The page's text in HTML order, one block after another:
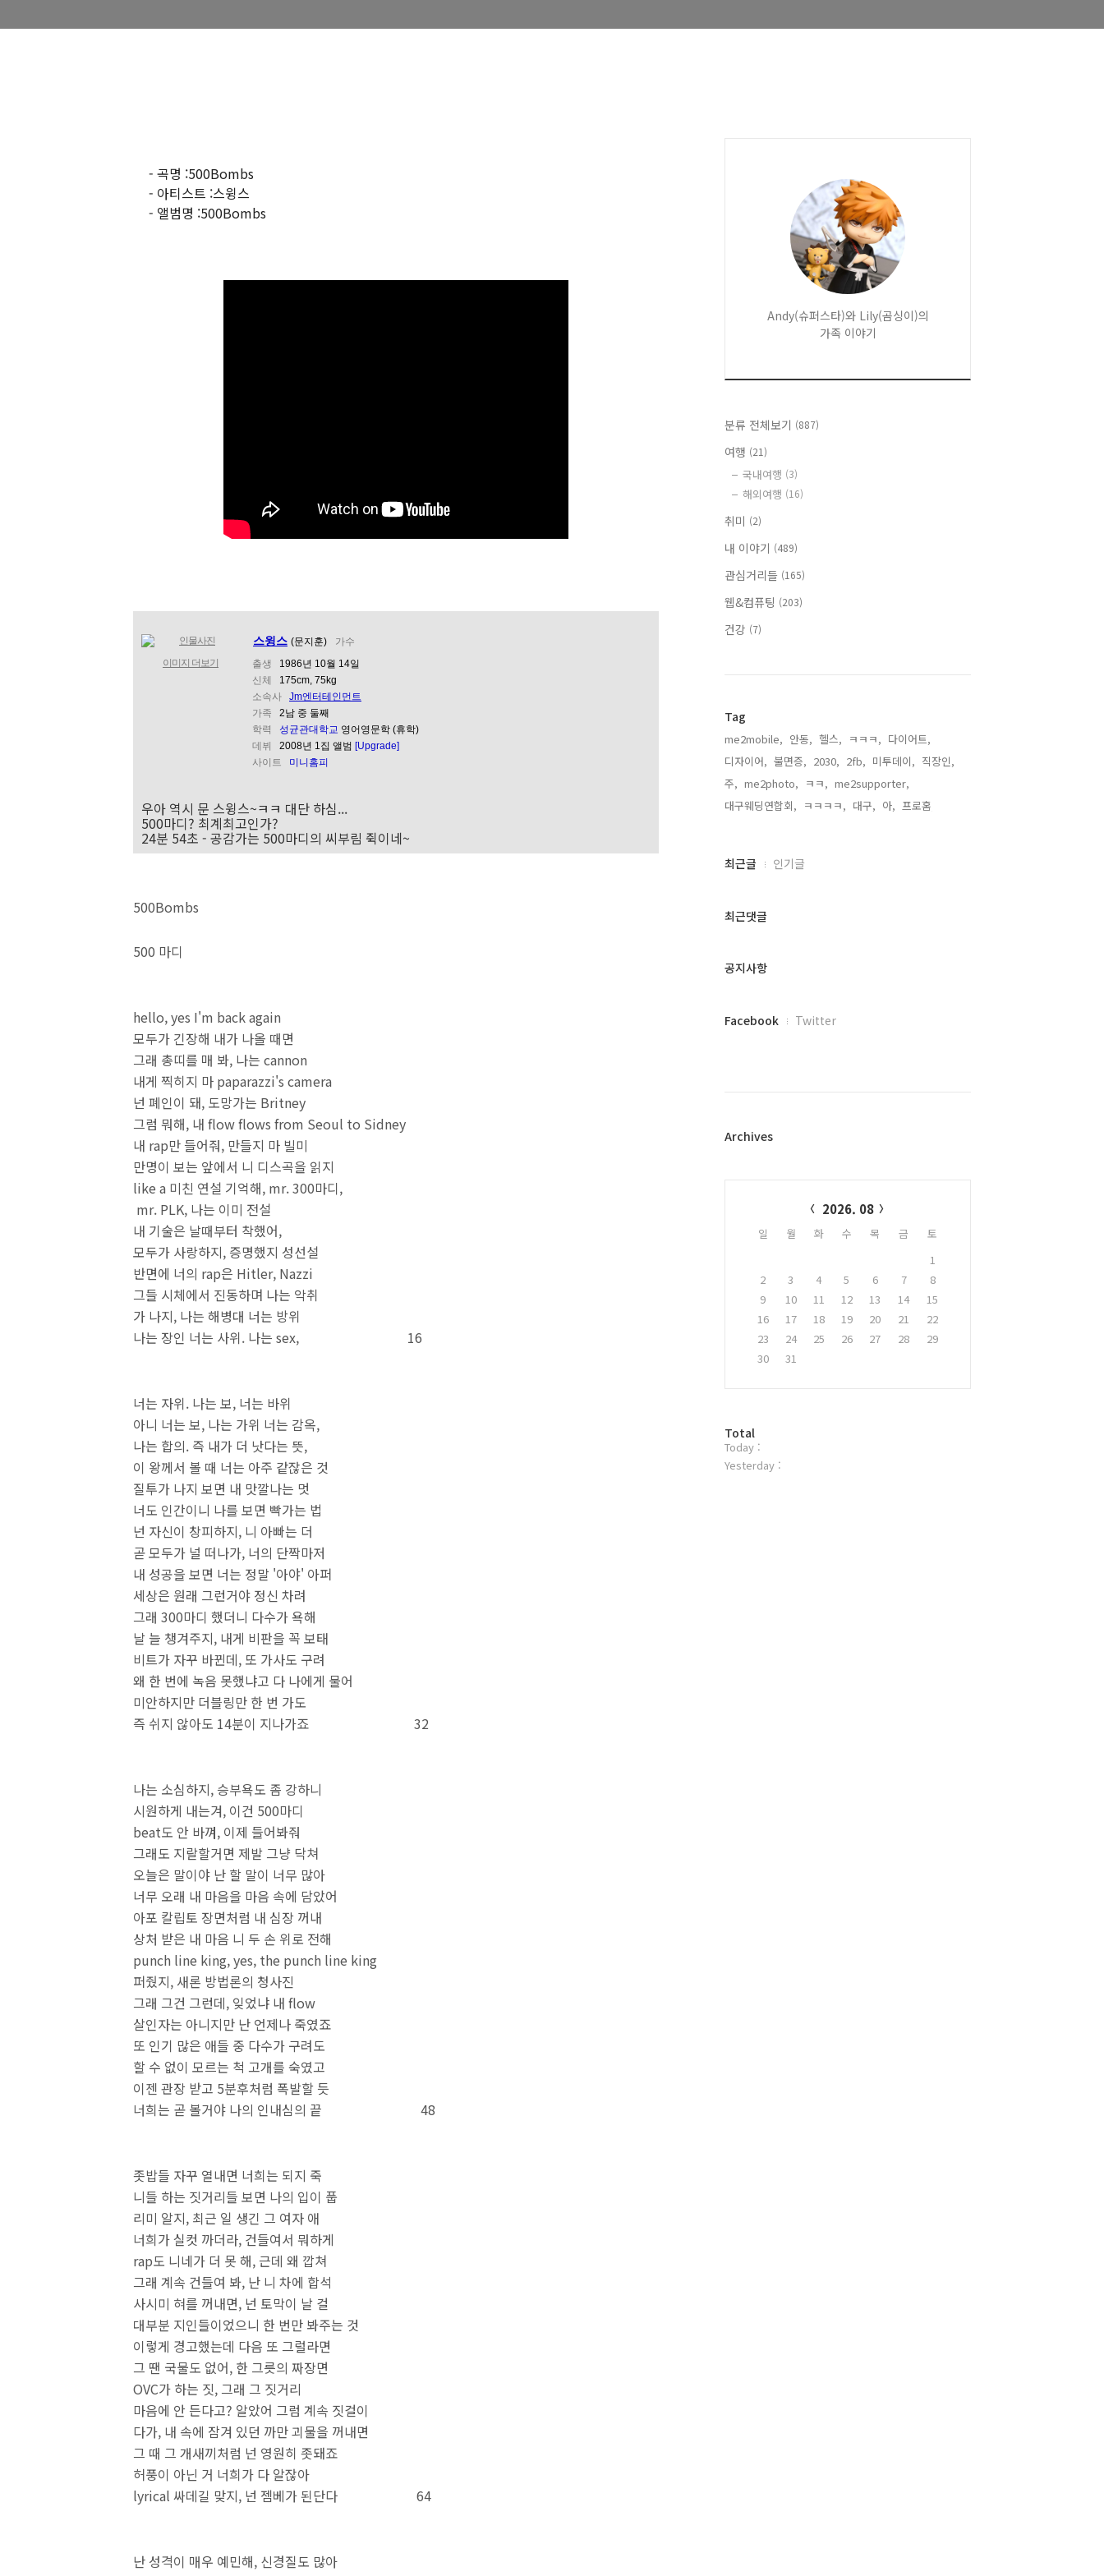
- 곡명 :500Bombs
- 아티스트 :스윙스
- 앨범명 :500Bombs
이미지 더보기
스윙스 (문지훈)
가수
출생
1986년 10월 14일
신체
175cm, 75kg
소속사
Jm엔터테인먼트
가족
2남 중 둘째
학력
성균관대학교 영어영문학 (휴학)
데뷔
2008년 1집 앨범 [Upgrade]
사이트
미니홈피
우아 역시 문 스윙스~ㅋㅋ 대단 하심...
500마디? 최계최고인가?
24분 54초 - 공감가는 500마디의 씨부림 쥑이네~
500Bombs
500 마디
hello, yes I'm back again
모두가 긴장해 내가 나올 때면
그래 총띠를 매 봐, 나는 cannon
내게 찍히지 마 paparazzi's camera
넌 폐인이 돼, 도망가는 Britney
그럼 뭐해, 내 flow flows from Seoul to Sidney
내 rap만 들어줘, 만들지 마 빌미
만명이 보는 앞에서 니 디스곡을 읽지
like a 미친 연설 기억해, mr. 300마디,
mr. PLK, 나는 이미 전설
내 기술은 날때부터 착했어,
모두가 사랑하지, 증명했지 성선설
반면에 너의 rap은 Hitler, Nazzi
그들 시체에서 진동하며 나는 악취
가 나지, 나는 해병대 너는 방위
나는 장인 너는 사위. 나는 sex, 16
너는 자위. 나는 보, 너는 바위
아니 너는 보, 나는 가위 너는 감옥,
나는 합의. 즉 내가 더 낫다는 뜻,
이 왕께서 볼 때 너는 아주 같잖은 것
질투가 나지 보면 내 맛깔나는 멋
너도 인간이니 나를 보면 빡가는 법
넌 자신이 창피하지, 니 아빠는 더
곧 모두가 널 떠나가, 너의 단짝마저
내 성공을 보면 너는 정말 '아야' 아퍼
세상은 원래 그런거야 정신 차려
그래 300마디 했더니 다수가 욕해
날 늘 챙겨주지, 내게 비판을 꼭 보태
비트가 자꾸 바뀐데, 또 가사도 구려
왜 한 번에 녹음 못했냐고 다 나에게 물어
미안하지만 더블링만 한 번 가도
즉 쉬지 않아도 14분이 지나가죠 32
나는 소심하지, 승부욕도 좀 강하니
시원하게 내는겨, 이건 500마디
beat도 안 바껴, 이제 들어봐줘
그래도 지랄할거면 제발 그냥 닥쳐
오늘은 말이야 난 할 말이 너무 많아
너무 오래 내 마음을 마음 속에 담았어
아포 칼립토 장면처럼 내 심장 꺼내
상처 받은 내 마음 니 두 손 위로 전해
punch line king, yes, the punch line king
퍼줬지, 새론 방법론의 청사진
그래 그건 그런데, 잊었냐 내 flow
살인자는 아니지만 난 언제나 죽였죠
또 인기 많은 애들 중 다수가 구려도
할 수 없이 모르는 척 고개를 숙였고
이젠 관장 받고 5분후처럼 폭발할 듯
너희는 곧 볼거야 나의 인내심의 끝 48
좃밥들 자꾸 열내면 너희는 되지 죽
니들 하는 짓거리들 보면 나의 입이 풉
리미 알지, 최근 일 생긴 그 여자 애
너희가 실컷 까더라, 건들여서 뭐하게
rap도 니네가 더 못 해, 근데 왜 깝쳐
그래 계속 건들여 봐, 난 니 차에 합석
사시미 혀를 꺼내면, 넌 토막이 날 걸
대부분 지인들이었으니 한 번만 봐주는 것
이렇게 경고했는데 다음 또 그럴라면
그 땐 국물도 없어, 한 그릇의 짜장면
OVC가 하는 짓, 그래 그 짓거리
마음에 안 든다고? 알았어 그럼 계속 짓걸이
다가, 내 속에 잠겨 있던 까만 괴물을 꺼내면
그 때 그 개새끼처럼 넌 영원히 좃돼죠
허풍이 아닌 거 너희가 다 알잖아
lyrical 싸데길 맞지, 넌 젬베가 된단다 64
난 성격이 매우 예민해, 신경질도 많아
Andy(슈퍼스타)와 Lily(곰싱이)의
가족 이야기
분류 전체보기 (887)
여행 (21)
국내여행 (3)
해외여행 (16)
취미 (2)
내 이야기 (489)
관심거리들 (165)
웹&컴퓨팅 (203)
건강 (7)
Tag
me2mobile, 안동, 헬스, ㅋㅋㅋ, 다이어트,
디자이어, 불면증, 2030, 2fb, 미투데이, 직장인,
주, me2photo, ㅋㅋ, me2supporter,
대구웨딩연합회, ㅋㅋㅋㅋ, 대구, 아, 프로홈,
최
과
글
최근글 인기글
최근댓글
공지사항
페
플
Facebook Twitter
Archives
2026. 08
일 월 화 수 목 금
토
1
2
3 4 5 6 7
8
9
10 11 12 13 14
15
16
17 18 19 20 21
22
23
24 25 26 27 28
29
30
31
방
문
자
Total
Today :
Yesterday :